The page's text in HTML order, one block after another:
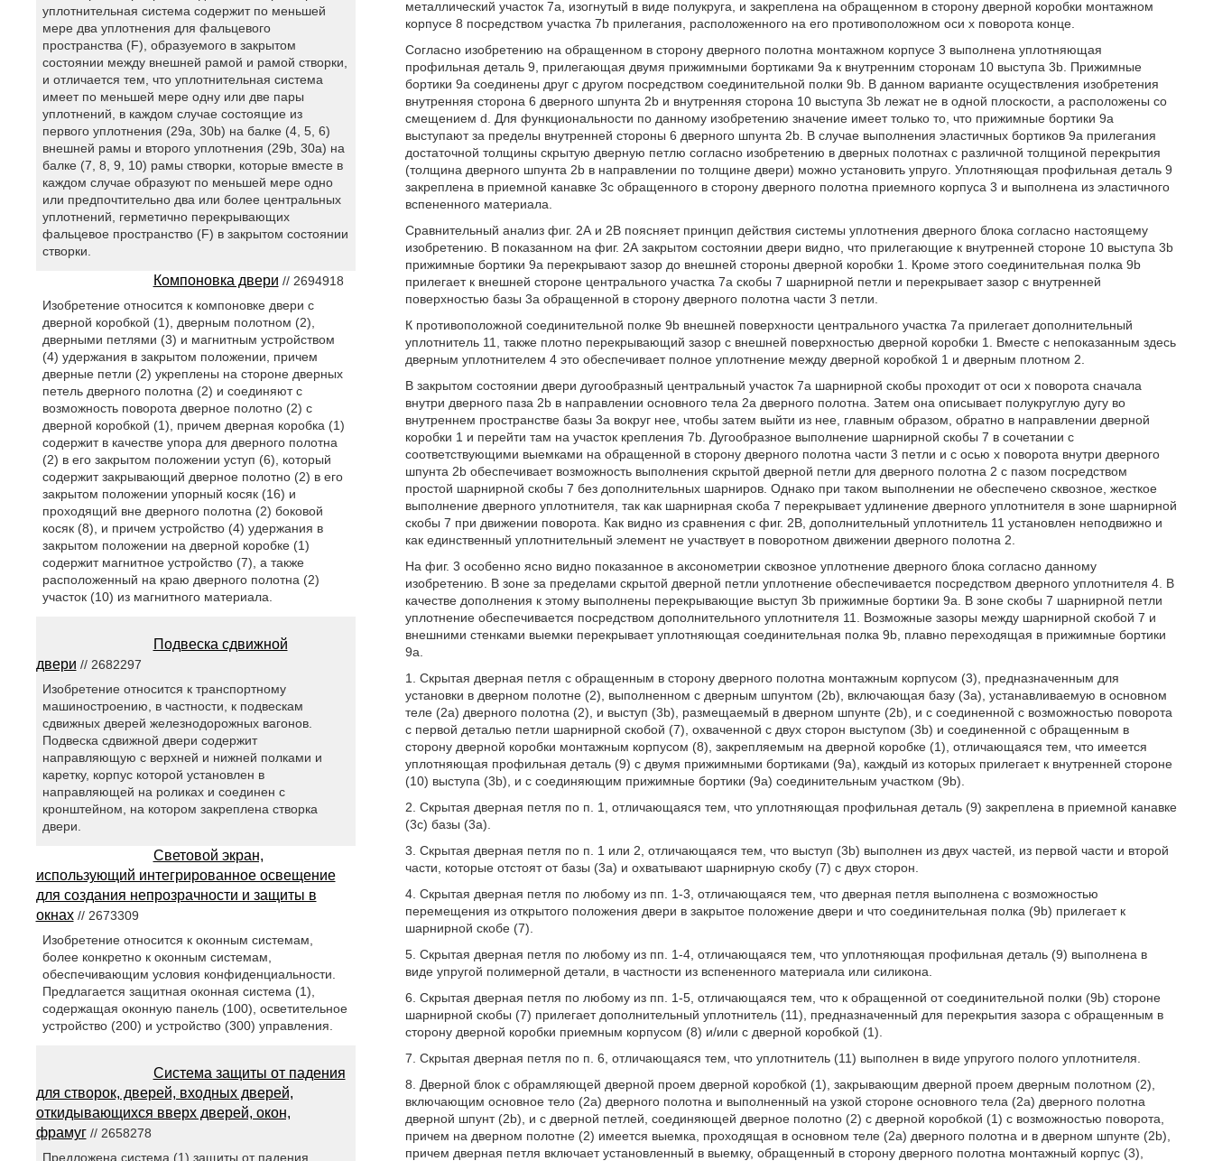
металлический участок 7а, изогнутый в виде полукруга, и закреплена на обращенном в сторону дверной коробки монтажном
корпусе 8 посредством участка 7b прилегания, расположенного на его противоположном оси х поворота конце.
Согласно изобретению на обращенном в сторону дверного полотна монтажном корпусе 3 выполнена уплотняющая
профильная деталь 9, прилегающая двумя прижимными бортиками 9а к внутренним сторонам 10 выступа 3b. Прижимные
бортики 9а соединены друг с другом посредством соединительной полки 9b. В данном варианте осуществления изобретения
внутренняя сторона 6 дверного шпунта 2b и внутренняя сторона 10 выступа 3b лежат не в одной плоскости, а расположены со
смещением d. Для функциональности по данному изобретению значение имеет только то, что прижимные бортики 9а
выступают за пределы внутренней стороны 6 дверного шпунта 2b. В случае выполнения эластичных бортиков 9а прилегания
достаточной толщины скрытую дверную петлю согласно изобретению в дверных полотнах с различной толщиной перекрытия
(толщина дверного шпунта 2b в направлении по толщине двери) можно установить упруго. Уплотняющая профильная деталь 9
закреплена в приемной канавке 3с обращенного в сторону дверного полотна приемного корпуса 3 и выполнена из эластичного
вспененного материала.
Сравнительный анализ фиг. 2А и 2В поясняет принцип действия системы уплотнения дверного блока согласно настоящему
изобретению. В показанном на фиг. 2А закрытом состоянии двери видно, что прилегающие к внутренней стороне 10 выступа 3b
прижимные бортики 9а перекрывают зазор до внешней стороны дверной коробки 1. Кроме этого соединительная полка 9b
прилегает к внешней стороне центрального участка 7а скобы 7 шарнирной петли и перекрывает зазор с внутренней
поверхностью базы 3а обращенной в сторону дверного полотна части 3 петли.
К противоположной соединительной полке 9b внешней поверхности центрального участка 7а прилегает дополнительный
уплотнитель 11, также плотно перекрывающий зазор с внешней поверхностью дверной коробки 1. Вместе с непоказанным здесь
дверным уплотнителем 4 это обеспечивает полное уплотнение между дверной коробкой 1 и дверным плотном 2.
В закрытом состоянии двери дугообразный центральный участок 7а шарнирной скобы проходит от оси х поворота сначала
внутри дверного паза 2b в направлении основного тела 2а дверного полотна. Затем она описывает полукруглую дугу во
внутреннем пространстве базы 3а вокруг нее, чтобы затем выйти из нее, главным образом, обратно в направлении дверной
коробки 1 и перейти там на участок крепления 7b. Дугообразное выполнение шарнирной скобы 7 в сочетании с
соответствующими выемками на обращенной в сторону дверного полотна части 3 петли и с осью х поворота внутри дверного
шпунта 2b обеспечивает возможность выполнения скрытой дверной петли для дверного полотна 2 с пазом посредством
простой шарнирной скобы 7 без дополнительных шарниров. Однако при таком выполнении не обеспечено сквозное, жесткое
выполнение дверного уплотнителя, так как шарнирная скоба 7 перекрывает удлинение дверного уплотнителя в зоне шарнирной
скобы 7 при движении поворота. Как видно из сравнения с фиг. 2В, дополнительный уплотнитель 11 установлен неподвижно и
как единственный уплотнительный элемент не участвует в поворотном движении дверного полотна 2.
На фиг. 3 особенно ясно видно показанное в аксонометрии сквозное уплотнение дверного блока согласно данному
изобретению. В зоне за пределами скрытой дверной петли уплотнение обеспечивается посредством дверного уплотнителя 4. В
качестве дополнения к этому выполнены перекрывающие выступ 3b прижимные бортики 9а. В зоне скобы 7 шарнирной петли
уплотнение обеспечивается посредством дополнительного уплотнителя 11. Возможные зазоры между шарнирной скобой 7 и
внешними стенками выемки перекрывает уплотняющая соединительная полка 9b, плавно переходящая в прижимные бортики
9а.
1. Скрытая дверная петля с обращенным в сторону дверного полотна монтажным корпусом (3), предназначенным для
установки в дверном полотне (2), выполненном с дверным шпунтом (2b), включающая базу (3а), устанавливаемую в основном
теле (2а) дверного полотна (2), и выступ (3b), размещаемый в дверном шпунте (2b), и с соединенной с возможностью поворота
с первой деталью петли шарнирной скобой (7), охваченной с двух сторон выступом (3b) и соединенной с обращенным в
сторону дверной коробки монтажным корпусом (8), закрепляемым на дверной коробке (1), отличающаяся тем, что имеется
уплотняющая профильная деталь (9) с двумя прижимными бортиками (9а), каждый из которых прилегает к внутренней стороне
(10) выступа (3b), и с соединяющим прижимные бортики (9а) соединительным участком (9b).
2. Скрытая дверная петля по п. 1, отличающаяся тем, что уплотняющая профильная деталь (9) закреплена в приемной канавке
(3с) базы (3а).
3. Скрытая дверная петля по п. 1 или 2, отличающаяся тем, что выступ (3b) выполнен из двух частей, из первой части и второй
части, которые отстоят от базы (3а) и охватывают шарнирную скобу (7) с двух сторон.
4. Скрытая дверная петля по любому из пп. 1-3, отличающаяся тем, что дверная петля выполнена с возможностью
перемещения из открытого положения двери в закрытое положение двери и что соединительная полка (9b) прилегает к
шарнирной скобе (7).
5. Скрытая дверная петля по любому из пп. 1-4, отличающаяся тем, что уплотняющая профильная деталь (9) выполнена в
виде упругой полимерной детали, в частности из вспененного материала или силикона.
6. Скрытая дверная петля по любому из пп. 1-5, отличающаяся тем, что к обращенной от соединительной полки (9b) стороне
шарнирной скобы (7) прилегает дополнительный уплотнитель (11), предназначенный для перекрытия зазора с обращенным в
сторону дверной коробки приемным корпусом (8) и/или с дверной коробкой (1).
7. Скрытая дверная петля по п. 6, отличающаяся тем, что уплотнитель (11) выполнен в виде упругого полого уплотнителя.
8. Дверной блок с обрамляющей дверной проем дверной коробкой (1), закрывающим дверной проем дверным полотном (2),
включающим основное тело (2а) дверного полотна и выполненный на узкой стороне основного тела (2а) дверного полотна
дверной шпунт (2b), и с дверной петлей, соединяющей дверное полотно (2) с дверной коробкой (1) с возможностью поворота,
причем на дверном полотне (2) имеется выемка, проходящая в основном теле (2а) дверного полотна и в дверном шпунте (2b),
причем дверная петля включает установленный в выемку, обращенный в сторону дверного полотна монтажный корпус (3),
уплотнительная система содержит по меньшей
мере два уплотнения для фальцевого
пространства (F), образуемого в закрытом
состоянии между внешней рамой и рамой створки,
и отличается тем, что уплотнительная система
имеет по меньшей мере одну или две пары
уплотнений, в каждом случае состоящие из
первого уплотнения (29а, 30b) на балке (4, 5, 6)
внешней рамы и второго уплотнения (29b, 30а) на
балке (7, 8, 9, 10) рамы створки, которые вместе в
каждом случае образуют по меньшей мере одно
или предпочтительно два или более центральных
уплотнений, герметично перекрывающих
фальцевое пространство (F) в закрытом состоянии
створки.
Компоновка двери // 2694918
Изобретение относится к компоновке двери с
дверной коробкой (1), дверным полотном (2),
дверными петлями (3) и магнитным устройством
(4) удержания в закрытом положении, причем
дверные петли (2) укреплены на стороне дверных
петель дверного полотна (2) и соединяют с
возможность поворота дверное полотно (2) с
дверной коробкой (1), причем дверная коробка (1)
содержит в качестве упора для дверного полотна
(2) в его закрытом положении уступ (6), который
содержит закрывающий дверное полотно (2) в его
закрытом положении упорный косяк (16) и
проходящий вне дверного полотна (2) боковой
косяк (8), и причем устройство (4) удержания в
закрытом положении на дверной коробке (1)
содержит магнитное устройство (7), а также
расположенный на краю дверного полотна (2)
участок (10) из магнитного материала.
Подвеска сдвижной
двери // 2682297
Изобретение относится к транспортному
машиностроению, в частности, к подвескам
сдвижных дверей железнодорожных вагонов.
Подвеска сдвижной двери содержит
направляющую с верхней и нижней полками и
каретку, корпус которой установлен в
направляющей на роликах и соединен с
кронштейном, на котором закреплена створка
двери.
Световой экран,
использующий интегрированное освещение
для создания непрозрачности и защиты в
окнах// 2673309
Изобретение относится к оконным системам,
более конкретно к оконным системам,
обеспечивающим условия конфиденциальности.
Предлагается защитная оконная система (1),
содержащая оконную панель (100), осветительное
устройство (200) и устройство (300) управления.
Система защиты от падения
для створок, дверей, входных дверей,
откидывающихся вверх дверей, окон,
фрамуг// 2658278
Предложена система (1) защиты от падения,